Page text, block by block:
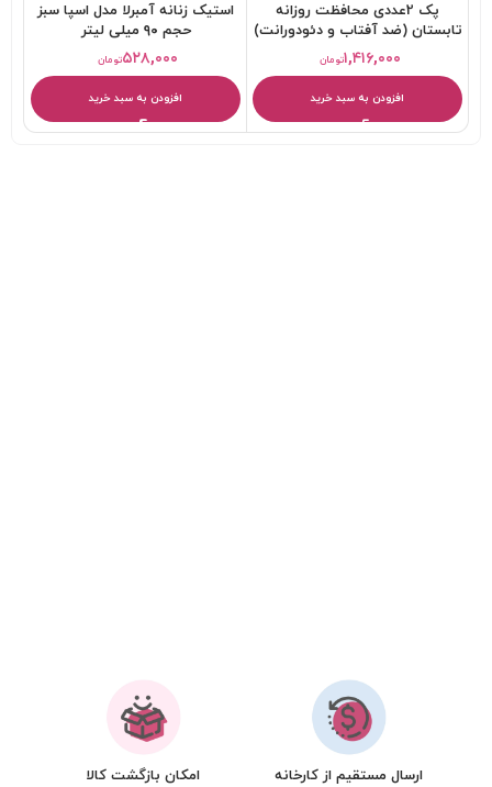
پک 2عددی محافظت روزانه
تابستان (ضد آفتاب و دئودورانت)
تومان۱,۴۱۶,۰۰۰
افزودن به سبد خرید
استیک زنانه آمبرلا مدل اسپا سبز
حجم ۹۰ میلی لیتر
تومان۵۲۸,۰۰۰
افزودن به سبد خرید
ارسال مستقیم از کارخانه امکان بازگشت کالا